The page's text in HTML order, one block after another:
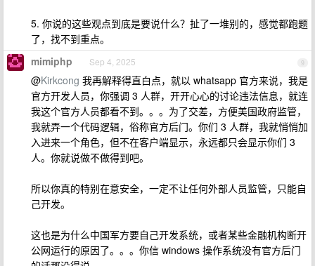
5. 你说的这些观点到底是要说什么？扯了一堆别的，感觉都跑题
了，找不到重点。
9
mimiphp Sep 4, 2025
@Kirkcong 我再解释得直白点，就以 whatsapp 官方来说，我是
官方开发人员，你强调 3 人群，开开心心的讨论违法信息，就连
我这个官方人员都看不到。。。为了交差，方便美国政府监管，
我就弄一个代码逻辑，俗称官方后门。你们 3 人群，我就悄悄加
入进来一个角色，但不在客户端显示，永远都只会显示你们 3
人。你就说做不做得到吧。
所以你真的特别在意安全，一定不让任何外部人员监管，只能自
己开发。
这也是为什么中国军方要自己开发系统，或者某些金融机构断开
公网运行的原因了。。。你信 windows 操作系统没有官方后门